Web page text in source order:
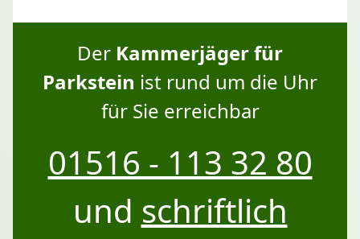
Der Kammerjäger für
Parkstein ist rund um die Uhr
für Sie erreichbar
01516 - 113 32 80
und schriftlich